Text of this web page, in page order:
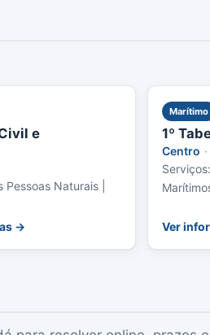
e
Naturais |
→
Marítimo
1º
Centro ·
Ver